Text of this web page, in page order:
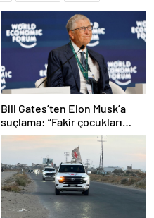
Bill Gates’ten Elon Musk’a
suçlama: “Fakir çocukları
öldürdü”